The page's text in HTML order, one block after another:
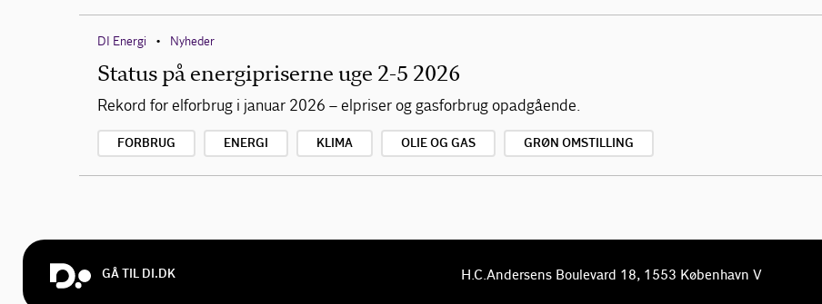
DI Energi • Nyheder
Status på energipriserne uge 2-5 2026
Rekord for elforbrug i januar 2026 – elpriser og gasforbrug opadgående.
FORBRUG ENERGI KLIMA OLIE OG GAS GRØN OMSTILLING
GÅ TIL DI.DK H.C.Andersens Boulevard 18, 1553 København V